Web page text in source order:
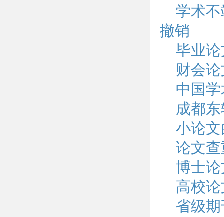
学术
撤销
毕业
财会
中国
成都
小论
论文
博士
高校
省级